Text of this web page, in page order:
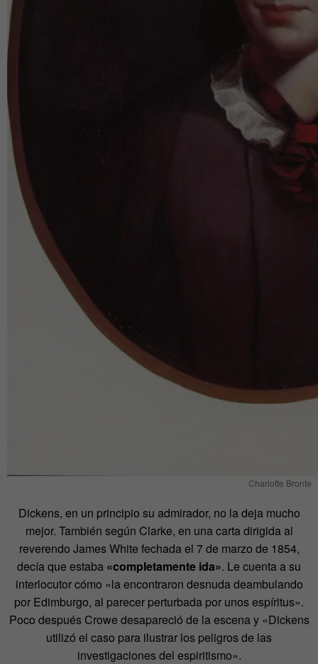
Charlotte Bronte
Dickens, en un principio su admirador, no la deja mucho
mejor. También según Clarke, en una carta dirigida al
reverendo James White fechada el 7 de marzo de 1854,
decía que estaba «completamente ida». Le cuenta a su
interlocutor cómo «la encontraron desnuda deambulando
por Edimburgo, al parecer perturbada por unos espíritus».
Poco después Crowe desapareció de la escena y «Dickens
utilizó el caso para ilustrar los peligros de las
investigaciones del espiritismo».